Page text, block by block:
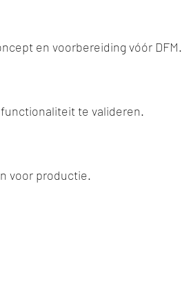
en voorbereiding vóór DFM.
te valideren.
voor productie.